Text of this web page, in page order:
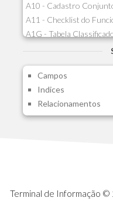
A10 - Cadastro
A11 - Checklist do
A1G - Tabela
A1H - Itens Tabela
A1J - Itens
A1N - Tipos de Card
A1O - Cards Dashboard
A1P - Tipos de Charts
A1S - Notificacoes do
A1U - Intermediadores
Campos
Indices
Relacionamentos
Terminal de Informação